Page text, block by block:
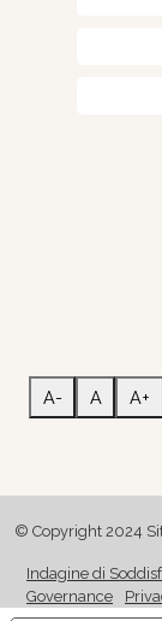
A- A A+
© Copyright 2024
Indagine di
Governance